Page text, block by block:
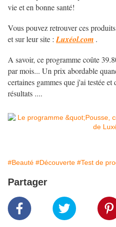
vie et en bonne santé!
Vous pouvez retrouver ces
et sur leur site : Luxéol.com .
A savoir, ce programme coûte
par mois... Un prix abordable
certaines gammes que j'ai testée
résultats ....
#Beauté #Découverte #Test de
Partager